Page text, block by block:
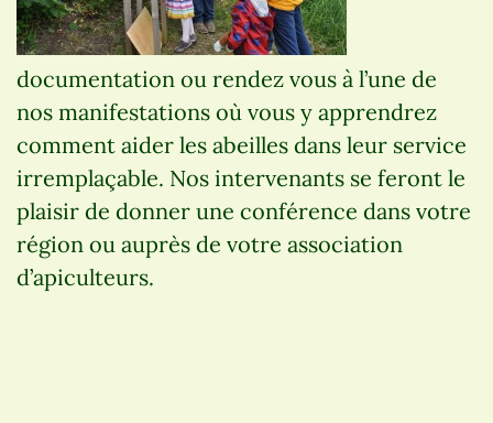
documentation ou rendez vous à l’une de
nos manifestations où vous y apprendrez
comment aider les abeilles dans leur service
irremplaçable. Nos intervenants se feront le
plaisir de donner une conférence dans votre
région ou auprès de votre association
d’apiculteurs.